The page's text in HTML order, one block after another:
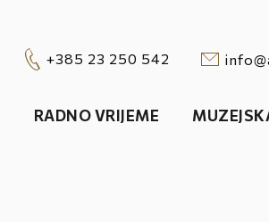
+385 23 250 542
RADNO VRIJEME